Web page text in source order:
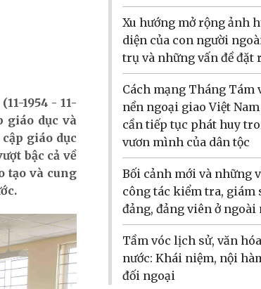
1954 - 11-
giáo dục và
giáo dục
bậc cả về
tạo và cung
Xu hướng mở rộng ảnh
diện của con người
trụ và những vấn đề đặt
Cách mạng Tháng
nền ngoại giao Việt
cần tiếp tục phát huy
vươn mình của dân tộc
Bối cảnh mới và những
công tác kiểm tra, giám
đảng, đảng viên ở ngoài
Tầm vóc lịch sử, văn
nước: Khái niệm, nội
đối ngoại